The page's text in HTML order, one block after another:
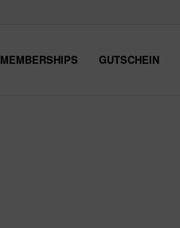
MEMBERSHIPS GUTSCHEIN